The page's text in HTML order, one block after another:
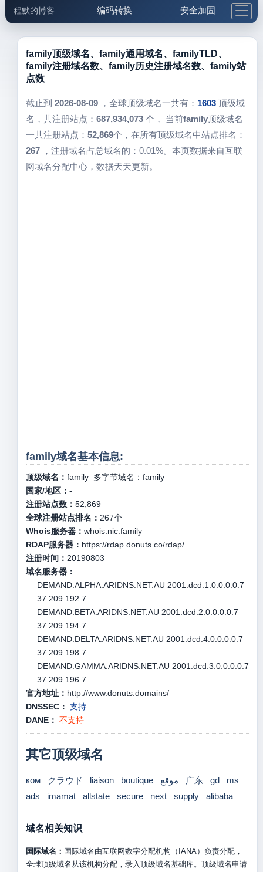
程默的博客 编码转换 安全加固
邮件工具 生活便民 更多工具
5.1支付宝大红包
family顶级域名、family通用域名、familyTLD、
family注册域名数、family历史注册域名数、family站
点数
截止到 2026-08-09，全球顶级域名一共有： 1603 顶级域
名，共注册站点： 687,934,073 个， 当前family顶级域名
一共注册站点： 52,869个，在所有顶级域名中站点排名：
267，注册域名占总域名的：0.01%。本页数据来自互联
网域名分配中心，数据天天更新。
family域名基本信息:
顶级域名： family多字节域名： family
国家/地区： -
注册站点数： 52,869
全球注册站点排名： 267个
Whois服务器： whois.nic.family
RDAP服务器： https://rdap.donuts.co/rdap/
注册时间： 20190803
域名服务器：
DEMAND.ALPHA.ARIDNS.NET.AU 2001:dcd:1:0:0:0:0:7
37.209.192.7
DEMAND.BETA.ARIDNS.NET.AU 2001:dcd:2:0:0:0:0:7
37.209.194.7
DEMAND.DELTA.ARIDNS.NET.AU 2001:dcd:4:0:0:0:0:7
37.209.198.7
DEMAND.GAMMA.ARIDNS.NET.AU 2001:dcd:3:0:0:0:0:7
37.209.196.7
官方地址： http://www.donuts.domains/
DNSSEC： 支持
DANE： 不支持
其它顶级域名
ком クラウド liaison boutique موقع 广东 gd
ms
ads
imamat allstate secure next supply alibaba
域名相关知识
国际域名： 国际域名由互联网数字分配机构（IANA）负责分配，
全球顶级域名从该机构分配，录入顶级域名基础库。顶级域名申请